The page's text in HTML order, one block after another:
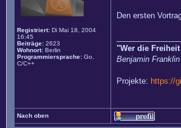
Registriert: Di Mai 18, 2004
16:45
Beiträge: 2623
Wohnort: Berlin
Programmiersprache: Go,
C/C++
Den ersten
"Wer die
Benjamin Franklin
Projekte: https://
Nach oben